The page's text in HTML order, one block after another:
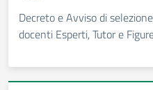
Decreto e Avviso di
docenti Esperti, Tutor e